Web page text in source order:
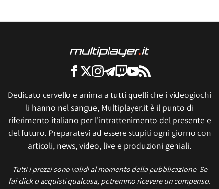
Dedicato cervello e anima a tutti quelli che i videogiochi
li hanno nel sangue, Multiplayer.it è il punto di
riferimento italiano per l'intrattenimento del presente e
del futuro. Preparatevi ad essere stupiti ogni giorno con
articoli, news, video, live e produzioni geniali.
Tutti i prezzi sono validi al momento della pubblicazione. Se
fai click o acquisti qualcosa, potremmo ricevere un compenso.